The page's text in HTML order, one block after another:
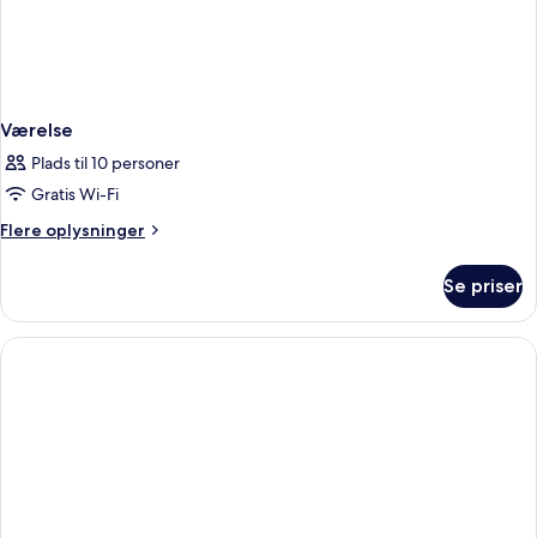
Værelse
Plads til 10 personer
Gratis Wi-Fi
Flere oplysninger
Flere
Se priser